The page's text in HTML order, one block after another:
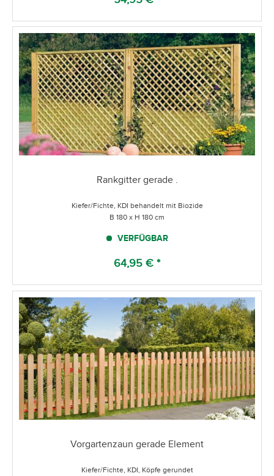
Rankgitter gerade .
Kiefer/Fichte, KDI behandelt mit Biozide
B 180 x H 180 cm
VERFÜGBAR
64,95 € *
Vorgartenzaun gerade Element
Kiefer/Fichte, KDI, Köpfe gerundet